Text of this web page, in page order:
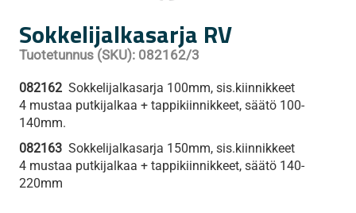
Sokkelijalkasarja RV
Tuotetunnus (SKU): 082162/3
082162 Sokkelijalkasarja 100mm, sis.kiinnikkeet
4 mustaa putkijalkaa + tappikiinnikkeet, säätö 100-
140mm.
082163 Sokkelijalkasarja 150mm, sis.kiinnikkeet
4 mustaa putkijalkaa + tappikiinnikkeet, säätö 140-
220mm